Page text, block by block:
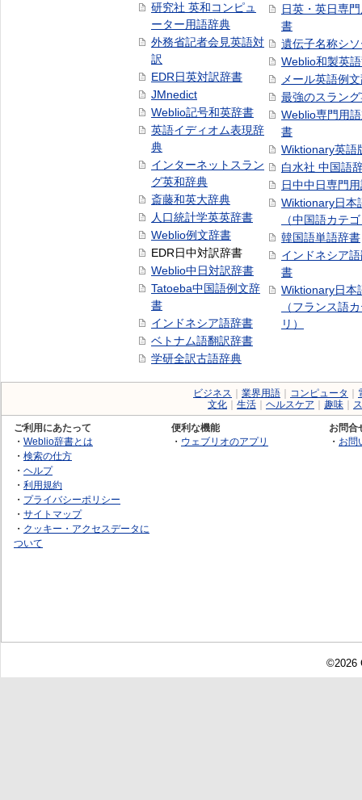
研究社 英和コンピュ
ーター用語辞典
外務省記者会見英語対
訳
EDR日英対訳辞書
JMnedict
Weblio記号和英辞書
英語イディオム表現辞
典
インターネットスラン
グ英和辞典
斎藤和英大辞典
人口統計学英英辞書
Weblio例文辞書
EDR日中対訳辞書
Weblio中日対訳辞書
Tatoeba中国語例文辞
書
インドネシア語辞書
ベトナム語翻訳辞書
学研全訳古語辞典
日英・英日専
書
遺伝子名称シ
Weblio和製英
メール英語例
最強のスラン
Weblio専門用
書
Wiktionary英語
白水社 中国語
日中中日専門
Wiktionary日本
（中国語カテ
韓国語単語辞書
インドネシア
書
Wiktionary日本
（フランス語
リ）
ビジネス 業界用語 コンピュータ
文化
生活 ヘルスケア 趣味
ご利用にあたって
・ Weblio辞書とは
・ 検索の仕方
・ ヘルプ
・ 利用規約
・ プライバシーポリシー
・ サイトマップ
・ クッキー・アクセスデータに
ついて
便利な機能
・ ウェブリオのアプリ
お問合
・ お問
©2026